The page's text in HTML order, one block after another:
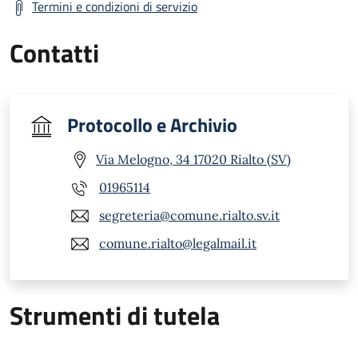
Termini e condizioni di servizio
Contatti
Protocollo e Archivio
Via Melogno, 34 17020 Rialto (SV)
01965114
segreteria@comune.rialto.sv.it
comune.rialto@legalmail.it
Strumenti di tutela